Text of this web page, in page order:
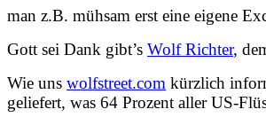
man z.B. mühsam erst eine eigene
Gott sei Dank gibt’s Wolf Richter,
Wie uns wolfstreet.com kürzlich
geliefert, was 64 Prozent aller US-